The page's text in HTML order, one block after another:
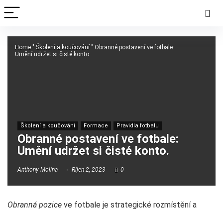
Home " Školení a koučování " Obranné postavení ve fotbale:
Umění udržet si čisté konto.
Školení a koučování Formace Pravidla fotbalu
Obranné postavení ve fotbale:
Umění udržet si čisté konto.
Anthony Molina Říjen 2, 2023 0
Obranná pozice ve fotbale je strategické rozmístění a